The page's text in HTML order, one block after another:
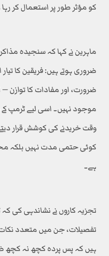
کو مؤثر طور پر استعمال کر
ماہرین نے کہا کہ سنجیدہ
ضروری ہوتے ہیں: فریقین کا
ضرورت، اور مفادات کا توازن —
موجود نہیں۔ اسی لیے ٹرمپ
وقت خریدنے کی کوشش قرار
کوئی حتمی مدت نہیں بلکہ
ہے۔
تجزیہ کاروں نے نشاندہی کی
تفصیلات، جن میں متعدد
ہیں کہ پس پردہ کچھ نہ کچھ